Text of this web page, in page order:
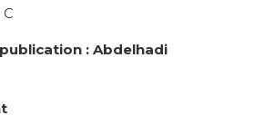
: Abdelhadi